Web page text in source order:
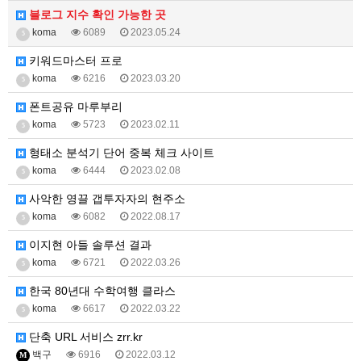
블로그 지수 확인 가능한 곳
5 koma 6089 2023.05.24
키워드마스터 프로
5 koma 6216 2023.03.20
폰트공유 마루부리
5 koma 5723 2023.02.11
형태소 분석기 단어 중복 체크 사이트
5 koma 6444 2023.02.08
사악한 영끌 갭투자자의 현주소
5 koma 6082 2022.08.17
이지현 아들 솔루션 결과
5 koma 6721 2022.03.26
한국 80년대 수학여행 클라스
5 koma 6617 2022.03.22
단축 URL 서비스 zrr.kr
M 백구 6916 2022.03.12